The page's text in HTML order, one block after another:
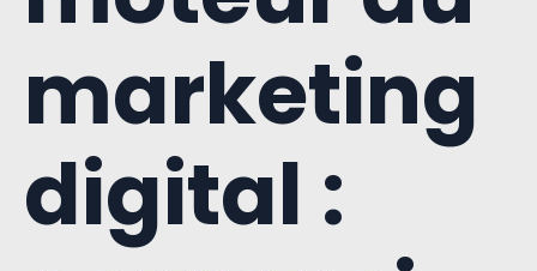
marketing
digital :